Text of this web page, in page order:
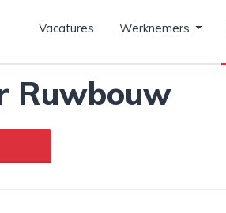
Vacatures Werknemers
Ruwbouw